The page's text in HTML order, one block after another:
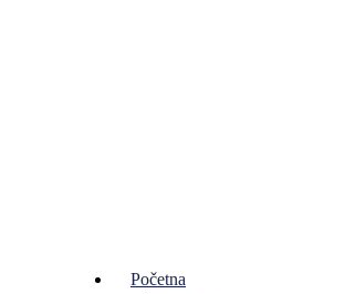
Početna